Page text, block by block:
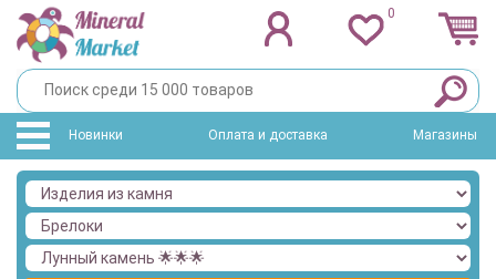
0
Новинки Оплата и доставка Магазины